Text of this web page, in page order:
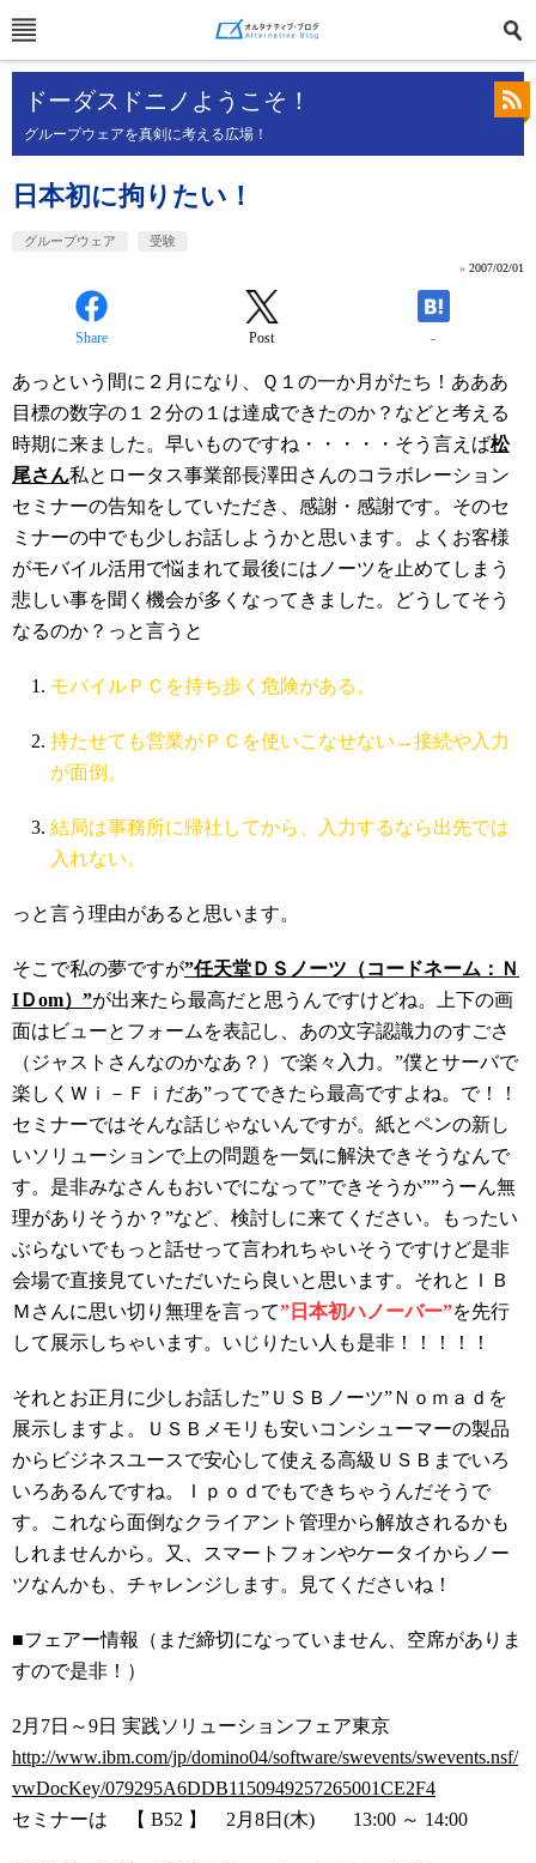
ドーダスドニノようこそ！
グループウェアを真剣に考える広場！
日本初に拘りたい！
グループウェア 受験
» 2007/02/01
Share Post -
あっという間に２月になり、Ｑ１の一か月がたち！あああ
目標の数字の１２分の１は達成できたのか？などと考える
時期に来ました。早いものですね・・・・・そう言えば松
尾さん私とロータス事業部長澤田さんのコラボレーション
セミナーの告知をしていただき、感謝・感謝です。そのセ
ミナーの中でも少しお話しようかと思います。よくお客様
がモバイル活用で悩まれて最後にはノーツを止めてしまう
悲しい事を聞く機会が多くなってきました。どうしてそう
なるのか？っと言うと
モバイルＰＣを持ち歩く危険がある。
持たせても営業がＰＣを使いこなせない→接続や入力
が面倒。
結局は事務所に帰社してから、入力するなら出先では
入れない。
っと言う理由があると思います。
そこで私の夢ですが”任天堂ＤＳノーツ（コードネーム：Ｎ
IＤom）”が出来たら最高だと思うんですけどね。上下の画
面はビューとフォームを表記し、あの文字認識力のすごさ
（ジャストさんなのかなあ？）で楽々入力。”僕とサーバで
楽しくＷｉ－Ｆｉだあ”ってできたら最高ですよね。で！！
セミナーではそんな話じゃないんですが。紙とペンの新し
いソリューションで上の問題を一気に解決できそうなんで
す。是非みなさんもおいでになって”できそうか””うーん無
理がありそうか？”など、検討しに来てください。もったい
ぶらないでもっと話せって言われちゃいそうですけど是非
会場で直接見ていただいたら良いと思います。それとＩＢ
Ｍさんに思い切り無理を言って”日本初ハノーバー”を先行
して展示しちゃいます。いじりたい人も是非！！！！！
それとお正月に少しお話した”ＵＳＢノーツ”Ｎｏｍａｄを
展示しますよ。ＵＳＢメモリも安いコンシューマーの製品
からビジネスユースで安心して使える高級ＵＳＢまでいろ
いろあるんですね。Ｉｐｏｄでもできちゃうんだそうで
す。これなら面倒なクライアント管理から解放されるかも
しれませんから。又、スマートフォンやケータイからノー
ツなんかも、チャレンジします。見てくださいね！
■フェアー情報（まだ締切になっていません、空席がありま
すので是非！）
2月7日～9日 実践ソリューションフェア東京
http://www.ibm.com/jp/domino04/software/swevents/swevents.nsf/
vwDocKey/079295A6DDB1150949257265001CE2F4
セミナーは 【 B52 】 2月8日(木) 13:00 ～ 14:00